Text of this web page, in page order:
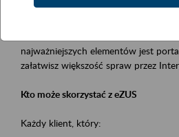
Platforma Usług Elektronicznych
najważniejszych elementów jest
załatwisz większość spraw przez
Kto może skorzystać z eZUS
Każdy klient, który: